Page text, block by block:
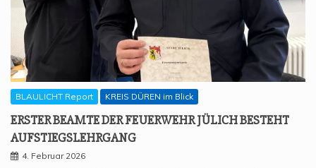
BLAULICHT Report KREIS DÜREN im Blick
ERS­TER BEAM­TE DER FEU­ER­WEHR JÜLICH BESTEHT
AUFSTIEGSLEHRGANG
4. Februar 2026